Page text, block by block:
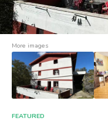
More images
FEATURED